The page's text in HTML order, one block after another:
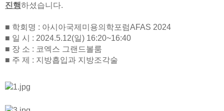
진행하셨습니다.
■ 학회명 : 아시아국제미용의학포럼AFAS 2024
■ 일 시 : 2024.5.12(일) 16:20~16:40
■ 장 소 : 코엑스 그랜드볼룸
■ 주 제 : 지방흡입과 지방조각술